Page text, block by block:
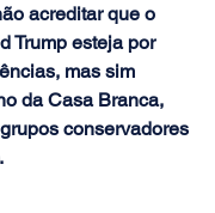
acreditar que o
Trump esteja por
mas sim
da Casa Branca,
conservadores